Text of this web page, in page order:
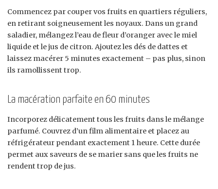
Commencez par couper vos fruits en quartiers réguliers,
en retirant soigneusement les noyaux. Dans un grand
saladier, mélangez l’eau de fleur d’oranger avec le miel
liquide et le jus de citron. Ajoutez les dés de dattes et
laissez macérer 5 minutes exactement – pas plus, sinon
ils ramollissent trop.
La macération parfaite en 60 minutes
Incorporez délicatement tous les fruits dans le mélange
parfumé. Couvrez d’un film alimentaire et placez au
réfrigérateur pendant exactement 1 heure. Cette durée
permet aux saveurs de se marier sans que les fruits ne
rendent trop de jus.